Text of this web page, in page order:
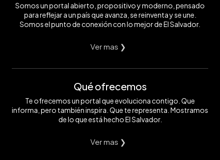
Somos un portal abierto, propositivo y moderno, pensado
para reflejar a un país que avanza, se reinventa y se une.
Somos el punto de conexión con lo mejor de El Salvador.
Ver mas ❯
Qué ofrecemos
Te ofrecemos un portal que evoluciona contigo. Que
informa, pero también inspira. Que te representa. Mostramos
de lo que está hecho El Salvador.
Ver mas ❯